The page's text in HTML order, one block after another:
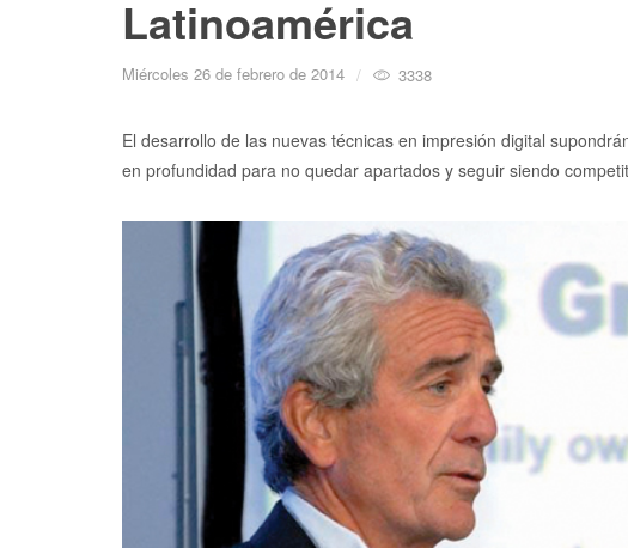
Latinoamérica
Miércoles 26 de febrero de 2014 3338
El desarrollo de las nuevas técnicas en impresión digital
en profundidad para no quedar apartados y seguir siendo